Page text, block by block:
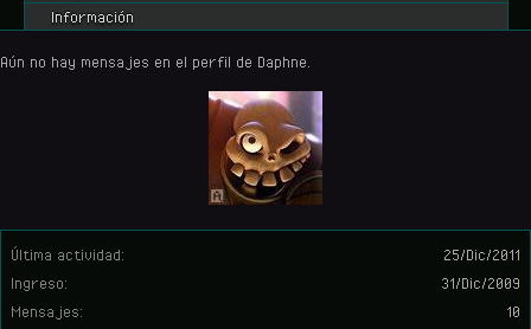
Última actividad:
25/Dic/2011
Ingreso:
31/Dic/2009
Mensajes:
10
Información
Aún no hay mensajes en el perfil de Daphne.